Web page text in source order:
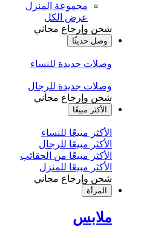
مجموعة المنزل
عرض الكل
شحن وإرجاع مجاني
وصل حديثًا
وصلات جديدة للنساء
وصلات جديدة للرجال
شحن وإرجاع مجاني
الأكثر مبيعًا
الأكثر مبيعًا للنساء
الأكثر مبيعًا للرجال
الأكثر مبيعًا من الحقائب
الأكثر مبيعًا للمنزل
شحن وإرجاع مجاني
المرأة
ملابس